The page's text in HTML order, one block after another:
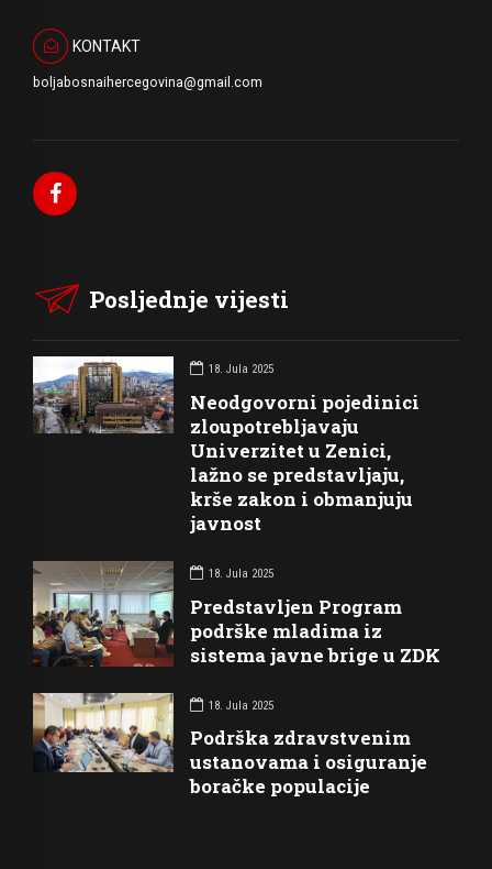
KONTAKT
boljabosnaihercegovina@gmail.com
Posljednje vijesti
18. Jula 2025
Neodgovorni pojedinici
zloupotrebljavaju
Univerzitet u Zenici,
lažno se predstavljaju,
krše zakon i obmanjuju
javnost
18. Jula 2025
Predstavljen Program
podrške mladima iz
sistema javne brige u ZDK
18. Jula 2025
Podrška zdravstvenim
ustanovama i osiguranje
boračke populacije